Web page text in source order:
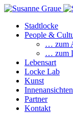
Stadtlocke
People &
… zum
… zum
Lebensart
Locke Lab
Kunst
Innenansichten
Partner
Kontakt